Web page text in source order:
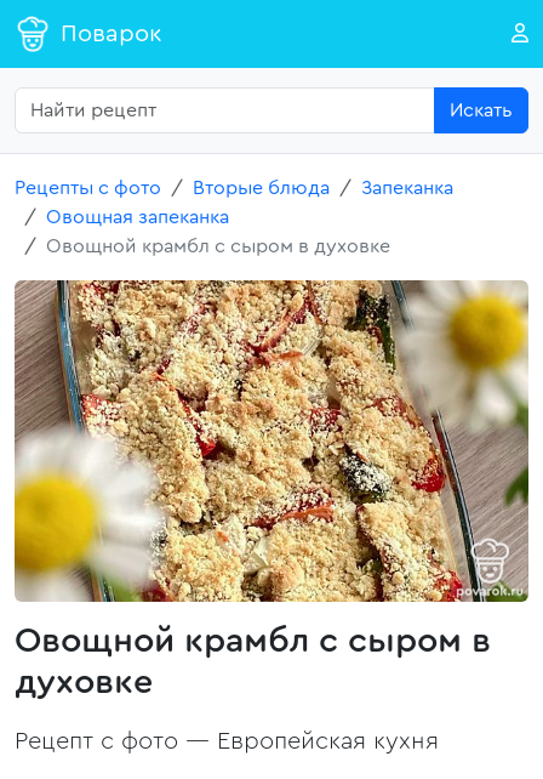
Поварок
Искать
Рецепты с фото Вторые блюда
Запеканка
Овощная запеканка
Овощной крамбл с сыром в духовке
Овощной крамбл с сыром в
духовке
Рецепт с фото — Европейская кухня